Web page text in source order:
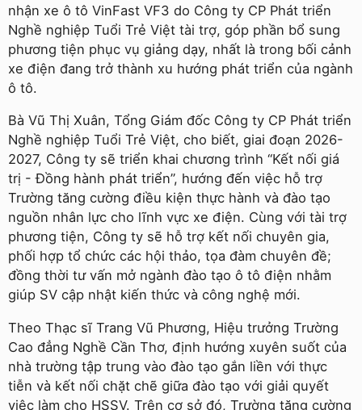
nhận xe ô tô VinFast VF3 do Công ty CP Phát triển
Nghề nghiệp Tuổi Trẻ Việt tài trợ, góp phần bổ sung
phương tiện phục vụ giảng dạy, nhất là trong bối cảnh
xe điện đang trở thành xu hướng phát triển của ngành
ô tô.
Bà Vũ Thị Xuân, Tổng Giám đốc Công ty CP Phát triển
Nghề nghiệp Tuổi Trẻ Việt, cho biết, giai đoạn 2026-
2027, Công ty sẽ triển khai chương trình “Kết nối giá
trị - Đồng hành phát triển”, hướng đến việc hỗ trợ
Trường tăng cường điều kiện thực hành và đào tạo
nguồn nhân lực cho lĩnh vực xe điện. Cùng với tài trợ
phương tiện, Công ty sẽ hỗ trợ kết nối chuyên gia,
phối hợp tổ chức các hội thảo, tọa đàm chuyên đề;
đồng thời tư vấn mở ngành đào tạo ô tô điện nhằm
giúp SV cập nhật kiến thức và công nghệ mới.
Theo Thạc sĩ Trang Vũ Phương, Hiệu trưởng Trường
Cao đẳng Nghề Cần Thơ, định hướng xuyên suốt của
nhà trường tập trung vào đào tạo gắn liền với thực
tiễn và kết nối chặt chẽ giữa đào tạo với giải quyết
việc làm cho HSSV. Trên cơ sở đó, Trường tăng cường